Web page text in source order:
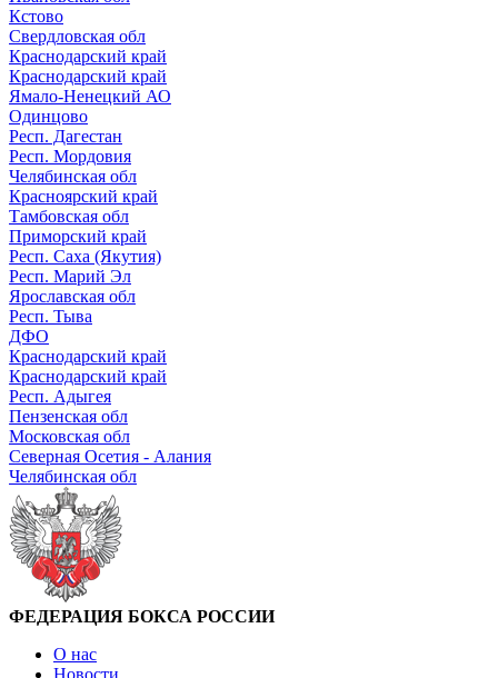
Кстово
Свердловская обл
Краснодарский край
Краснодарский край
Ямало-Ненецкий АО
Одинцово
Респ. Дагестан
Респ. Мордовия
Челябинская обл
Красноярский край
Тамбовская обл
Приморский край
Респ. Саха (Якутия)
Респ. Марий Эл
Ярославская обл
Респ. Тыва
ДФО
Краснодарский край
Краснодарский край
Респ. Адыгея
Пензенская обл
Московская обл
Северная Осетия - Алания
Челябинская обл
ФЕДЕРАЦИЯ БОКСА РОССИИ
О нас
Новости